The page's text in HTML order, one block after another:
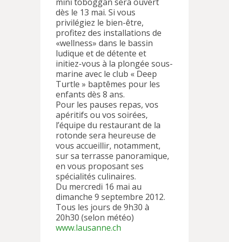
dès le 13 mai. Si vous
privilégiez le bien-être,
profitez des installations de
«wellness» dans le bassin
ludique et de détente et
initiez-vous à la plongée sous-
marine avec le club « Deep
Turtle » baptêmes pour les
enfants dès 8 ans.
Pour les pauses repas, vos
apéritifs ou vos soirées,
l’équipe du restaurant de la
rotonde sera heureuse de
vous accueillir, notamment,
sur sa terrasse panoramique,
en vous proposant ses
spécialités culinaires.
Du mercredi 16 mai au
dimanche 9 septembre 2012.
Tous les jours de 9h30 à
20h30 (selon météo)
www.lausanne.ch